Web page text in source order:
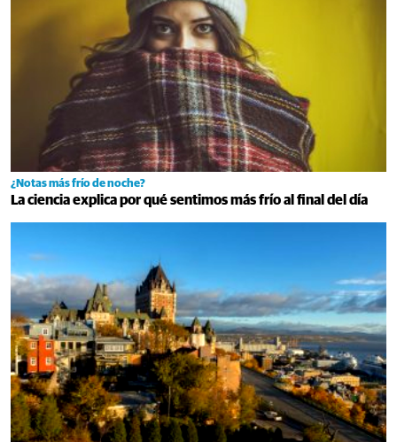
¿Notas más frío de noche?
La ciencia explica por qué sentimos más frío al final del día